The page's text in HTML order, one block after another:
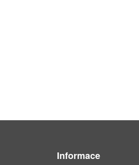
Informace